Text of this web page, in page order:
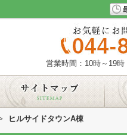
営業時間：10時～19時
ヒルサイドタウンA棟